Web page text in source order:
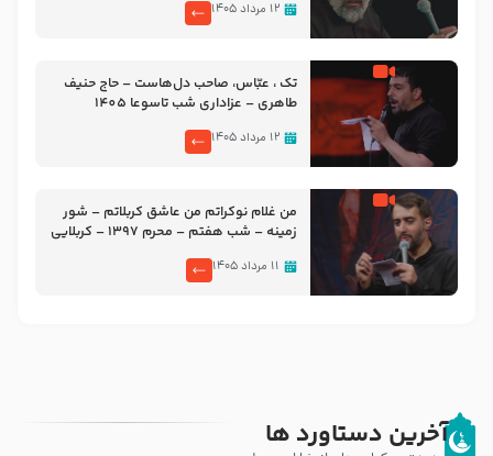
۱۲ مرداد ۱۴۰۵
تک ، عبّاس، صاحب دل‌هاست – حاج حنیف
طاهری – عزاداری شب تاسوعا 1405
۱۲ مرداد ۱۴۰۵
من غلام نوکراتم من عاشق کربلاتم – شور
زمینه – شب هفتم – محرم 1397 – کربلایی
۱۱ مرداد ۱۴۰۵
آخرین دستاورد ها